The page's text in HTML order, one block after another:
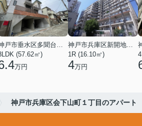
神戸市垂水区多聞台２丁目
(57.62㎡)
万円
神戸市兵庫区新開地１丁目
1R (16.10㎡)
4万円
神戸市兵庫区会下山町１丁目のアパート